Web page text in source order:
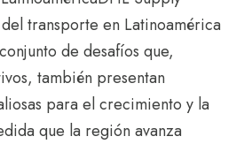
transporte en Latinoamérica
de desafíos que,
también presentan
para el crecimiento y la
que la región avanza